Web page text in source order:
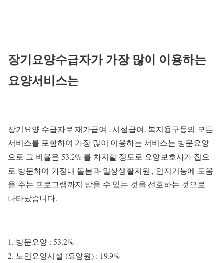
장기요양수급자가 가장 많이 이용하는
요양서비스는
장기요양 수급자로 재가급여 . 시설급여. 복지용구등의 모든
서비스를 포함하여 가장 많이 이용하는 서비스는 방문요양
으로 그 비율은 53.2% 를 차지할 정도로 요양보호사가 집으
로 방문하여 가정내 돌봄과 일상생활지원 , 인지기능에 도움
을 주는 프로그램까지 받을 수 있는 것을 선호하는 것으로
나타났습니다.
방문요양 : 53.2%
노인요양시설 (요양원) : 19.9%